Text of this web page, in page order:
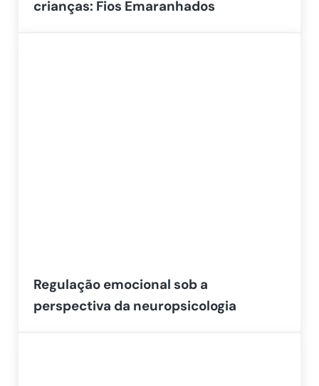
crianças: Fios Emaranhados
Regulação emocional sob a
perspectiva da neuropsicologia